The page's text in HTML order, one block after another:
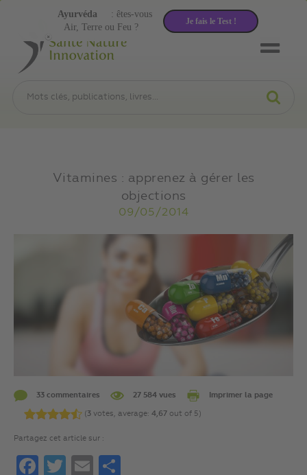
Vitamines : apprenez à gérer les
objections
09/05/2014
33 commentaires 27 584 vues Imprimer la page
(3 votes, average: 4,67 out of 5)
Partagez cet article sur :
FacebookTwitterEmail
Air, Terre ou Feu ?
Ayurvéda : êtes-vous
Je fais le Test !